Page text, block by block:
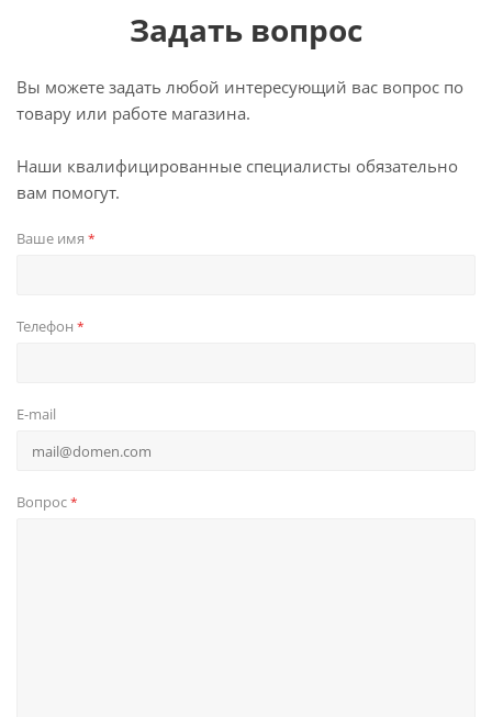
Задать вопрос
Вы можете задать любой интересующий вас вопрос по
товару или работе магазина.
Наши квалифицированные специалисты обязательно
вам помогут.
Ваше имя *
Телефон *
E-mail
Вопрос*